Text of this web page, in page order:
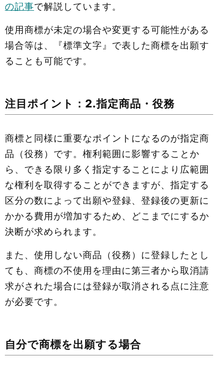
の記事で解説しています。
使用商標が未定の場合や変更する可能性がある
場合等は、『標準文字』で表した商標を出願す
ることも可能です。
注目ポイント：2.指定商品・役務
商標と同様に重要なポイントになるのが指定商
品（役務）です。権利範囲に影響することか
ら、できる限り多く指定することにより広範囲
な権利を取得することができますが、指定する
区分の数によって出願や登録、登録後の更新に
かかる費用が増加するため、どこまでにするか
決断が求められます。
また、使用しない商品（役務）に登録したとし
ても、商標の不使用を理由に第三者から取消請
求がされた場合には登録が取消される点に注意
が必要です。
自分で商標を出願する場合